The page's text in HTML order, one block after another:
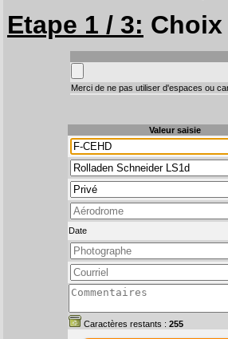
Etape 1 / 3:
Merci de ne pas utiliser d'espaces ou
Valeur saisie
Date
Caractères restants : 255